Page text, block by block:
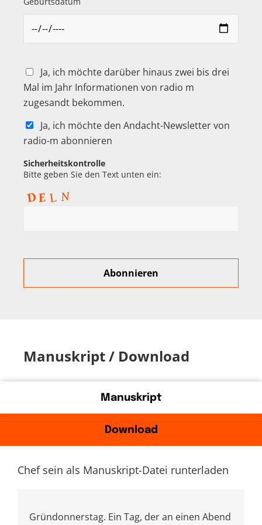
Ja, ich möchte darüber hinaus zwei bis drei
Mal im Jahr Informationen von radio m
zugesandt bekommen.
Ja, ich möchte den Andacht-Newsletter von
radio-m abonnieren
Sicherheitskontrolle
Bitte geben Sie den Text unten ein:
Manuskript / Download
Manuskript
Download
Chef sein als Manuskript-Datei runterladen
Gründonnerstag. Ein Tag, der an einen Abend